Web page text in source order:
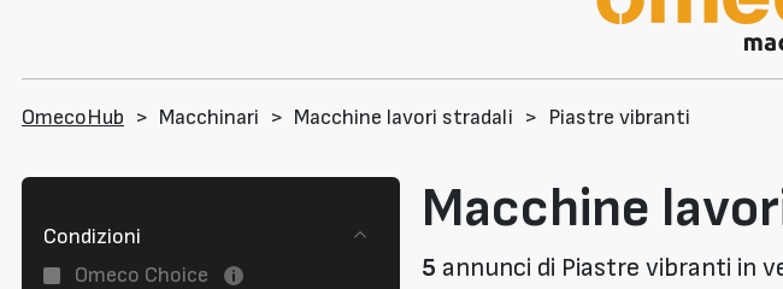
OmecoHub > Macchinari > Macchine lavori stradali > Piastre vibranti
Condizioni
Omeco Choice
Macchine
5 annunci di Piastre vibranti in